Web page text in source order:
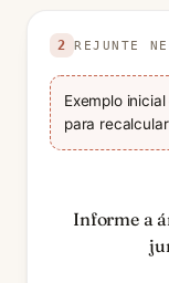
2 REJUNTE
Exemplo
para
Informe a